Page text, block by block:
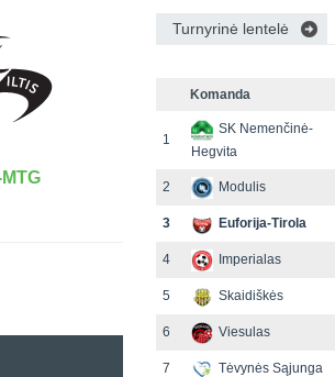
Turnyrinė lentelė
Komanda
1
SK Nemenčinė-
Hegvita
2 Modulis
3 Euforija-Tirola
4 Imperialas
5 Skaidiškės
6 Viesulas
7 Tėvynės Sąjunga